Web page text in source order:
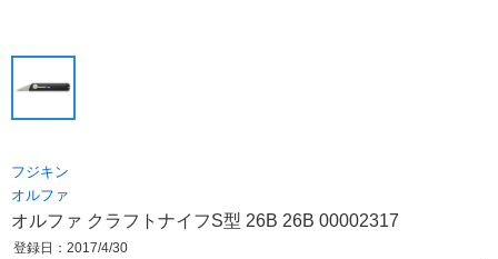
フジキン
オルファ
オルファ クラフトナイフS型 26B 26B 00002317
登録日：2017/4/30